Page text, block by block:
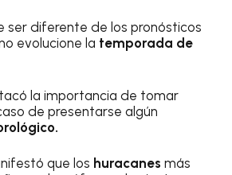
ser diferente de los pronósticos
evolucione la temporada de
la importancia de tomar
de presentarse algún
que los huracanes más